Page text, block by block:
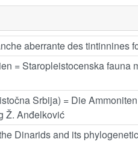
aberrante des tintinnines
= Staropleistocenska
Srbija) = Die
Ž. Anđelković
Dinarids and its